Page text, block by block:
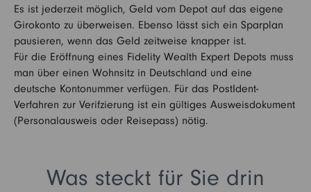
Es ist jederzeit möglich, Geld vom Depot auf das eigene
Girokonto zu überweisen. Ebenso lässt sich ein Sparplan
pausieren, wenn das Geld zeitweise knapper ist.
Für die Eröffnung eines Fidelity Wealth Expert Depots muss
man über einen Wohnsitz in Deutschland und eine
deutsche Kontonummer verfügen. Für das PostIdent-
Verfahren zur Verifzierung ist ein gültiges Ausweisdokument
(Personalausweis oder Reisepass) nötig.
Was steckt für Sie drin